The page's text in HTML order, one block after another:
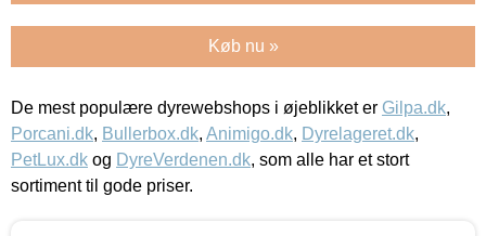
Køb nu »
De mest populære dyrewebshops i øjeblikket er Gilpa.dk,
Porcani.dk, Bullerbox.dk, Animigo.dk, Dyrelageret.dk,
PetLux.dk og DyreVerdenen.dk, som alle har et stort
sortiment til gode priser.